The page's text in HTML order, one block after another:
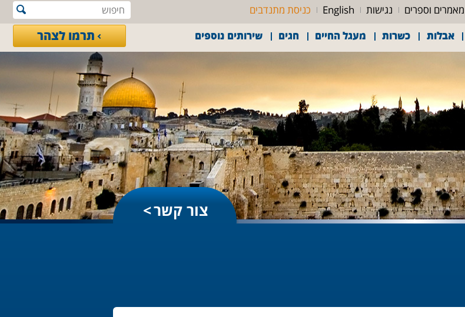
מאמרים וספרים נגישות English
כניסת מתנדבים
אבלות כשרות מעגל החיים חגים שירותים נוספים תרמו לצהר
צור קשר